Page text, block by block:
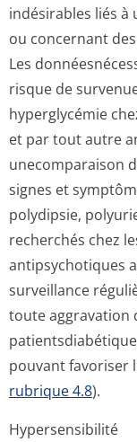
indésirables liés à
ou concernant
Les
risque de
hyperglycémie
et par tout autre
unecomparaison
signes et
polydipsie,
recherchés chez
antipsychotiques
surveillance
toute aggravation
pouvant favoriser
rubrique 4.8).
Hypersensibilité